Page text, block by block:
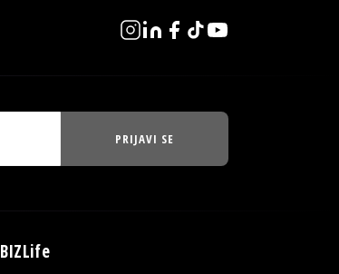
PRIJAVI SE
BIZLife